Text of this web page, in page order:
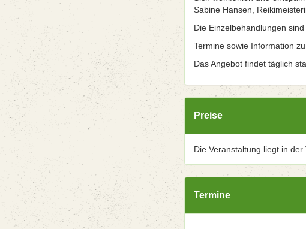
Sabine Hansen,
Die Einzelbehandlungen
Termine sowie Information
Das Angebot findet täglich
Preise
Die Veranstaltung liegt in
Termine